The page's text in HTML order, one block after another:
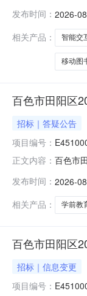
项更正
发布时间： 2026-
相关产品：
智能交
移动图
百色市田阳区
招标｜答疑公告
项目编号：
正文内容： 百色市
三、投
工程最
发布时间： 2026-
相关产品：
学前教
百色市田阳区
招标｜信息变更
项目编号：